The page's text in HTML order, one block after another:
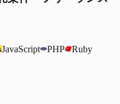
JavaScript PHP Ruby